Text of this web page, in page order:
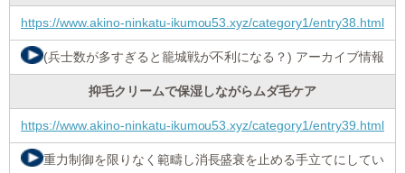
https://www.akino-ninkatu-ikumou53.xyz/category1/entry38.html
(兵士数が多すぎると籠城戦が不利になる？) アーカイブ情報
抑毛クリームで保湿しながらムダ毛ケア
https://www.akino-ninkatu-ikumou53.xyz/category1/entry39.html
重力制御を限りなく範疇し消長盛衰を止める手立てにしてい